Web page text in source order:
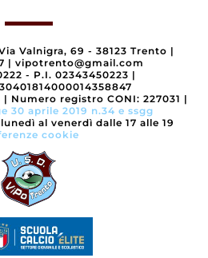
Valnigra, 69 - 38123 Trento |
| vipotrento@gmail.com
- P.I. 02343450223 |
| Numero registro CONI: 227031 |
30 aprile 2019 n.34 e ssgg
al venerdì dalle 17 alle 19
cookie